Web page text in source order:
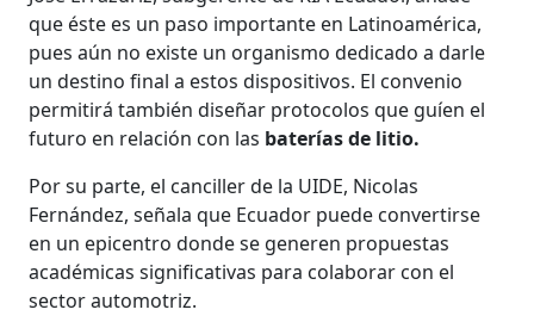
que éste es un paso importante en Latinoamérica,
pues aún no existe un organismo dedicado a darle
un destino final a estos dispositivos. El convenio
permitirá también diseñar protocolos que guíen el
futuro en relación con las baterías de litio.
Por su parte, el canciller de la UIDE, Nicolas
Fernández, señala que Ecuador puede convertirse
en un epicentro donde se generen propuestas
académicas significativas para colaborar con el
sector automotriz.